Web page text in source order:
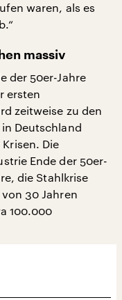
waren, als es
massiv
der 50er-Jahre
ersten
zeitweise zu den
Deutschland
Die
Ende der 50er-
die Stahlkrise
30 Jahren
100.000